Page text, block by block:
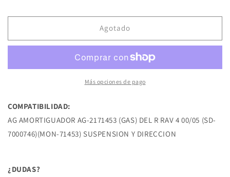
AMORTIGUADOR
R
4
AMORTIGUADOR
R
RAV
4
00/05
Agotado
Más opciones de pago
COMPATIBILIDAD:
AG AMORTIGUADOR AG-2171453 (GAS) DEL R RAV 4 00/05 (SD-
7000746)(MON-71453) SUSPENSION Y DIRECCION
¿DUDAS?